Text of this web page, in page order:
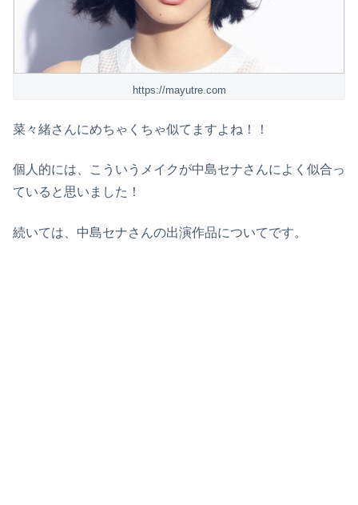
https://mayutre.com
菜々緒さんにめちゃくちゃ似てますよね！！
個人的には、こういうメイクが中島セナさんによく似合っ
ていると思いました！
続いては、中島セナさんの出演作品についてです。